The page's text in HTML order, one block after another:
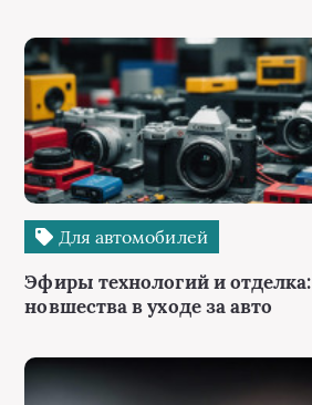
Для автомобилей
Эфиры технологий и отделка:
новшества в уходе за авто